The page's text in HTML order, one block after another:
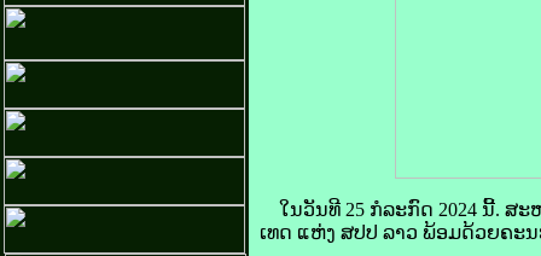
ໃນວັນທີ 25 ກໍລະກົດ 2024 ນີ້.
ເທດ ແຫ່ງ ສປປ ລາວ ພ້ອມດ້ວຍຄະ